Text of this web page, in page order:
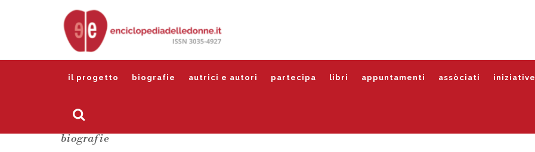
il progetto biografie autrici e autori partecipa libri appuntamenti assòciati iniziative
biografie